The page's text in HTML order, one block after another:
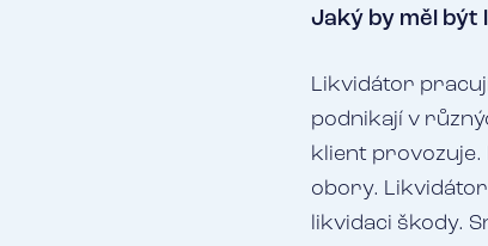
Jaký by měl být
Likvidátor
podnikají v
klient provozuje.
obory.
likvidaci škody.